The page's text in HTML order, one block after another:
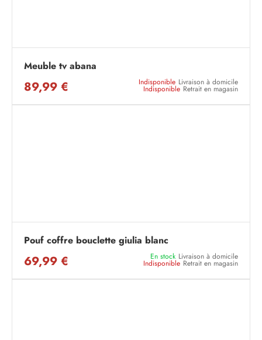
Meuble tv abana
89,99 € Indisponible Livraison à domicile
Indisponible Retrait en magasin
Pouf coffre bouclette giulia blanc
69,99 € En stock Livraison à domicile
Indisponible Retrait en magasin